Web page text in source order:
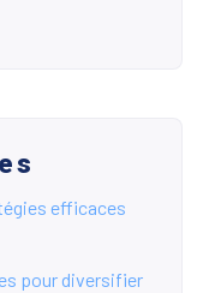
efficaces
pour diversifier